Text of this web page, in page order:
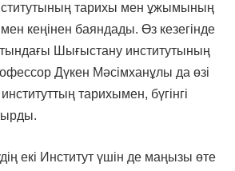
тарихы мен ұжымының
кеңінен баяндады. Өз кезегінде
Шығыстану институтының
Дүкен Мәсімханұлы да өзі
тарихымен, бүгінгі
екі Институт үшін де маңызы өте